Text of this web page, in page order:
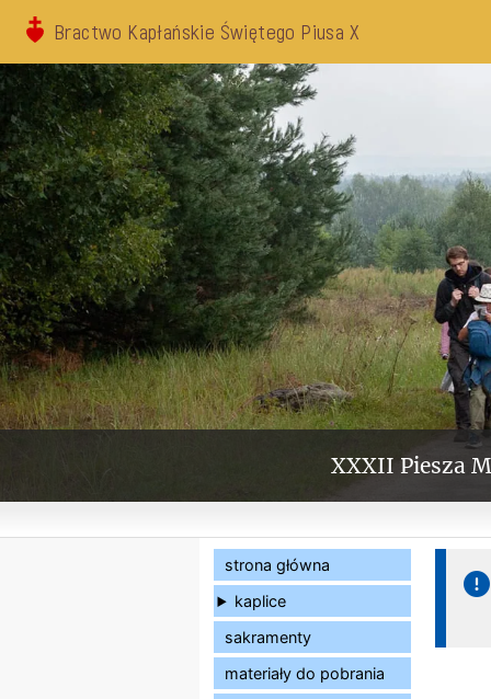
Bractwo Kapłańskie Świętego Piusa X
XXXII Piesza
strona główna
kaplice
sakramenty
materiały do pobrania